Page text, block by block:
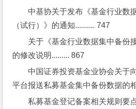
中基协关于发布《基金行业数
（试行）》的通知.......... 747
关于《基金行业数据集中备份
的修改说明......... 867
中国证券投资基金业协会关于
平台报送私募基金集中备份数据的
私募基金登记备案相关规则要